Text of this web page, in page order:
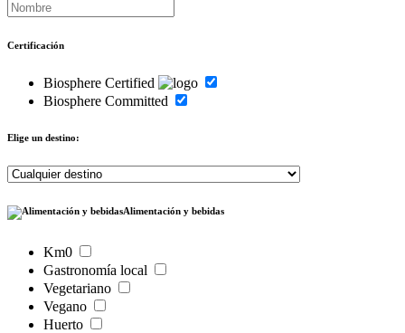
Certificación
Biosphere Certified
Biosphere Committed
Elige un destino:
Alimentación y bebidas
Km0
Gastronomía local
Vegetariano
Vegano
Huerto